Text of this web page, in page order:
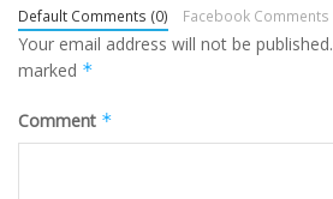
Default Comments (0) Facebook Comments
Your email address will not be published.
marked *
Comment *